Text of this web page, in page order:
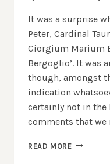
It was a surprise
Peter, Cardinal
Giorgium Marium
Bergoglio’. It was
though, amongst
indication
certainly not in the
comments that we
READ MOREHABEMUS